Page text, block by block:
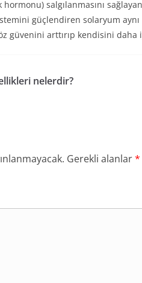
salgılanmasını
güçlendiren solaryum
güvenini arttırıp kendisini daha
nelerdir?
Gerekli alanlar*